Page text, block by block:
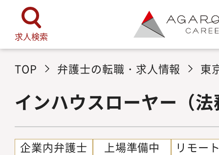
求人検索
TOP 弁護士の転職・求人情報 東
インハウスローヤー（
企業内弁護士 上場準備中
リモー